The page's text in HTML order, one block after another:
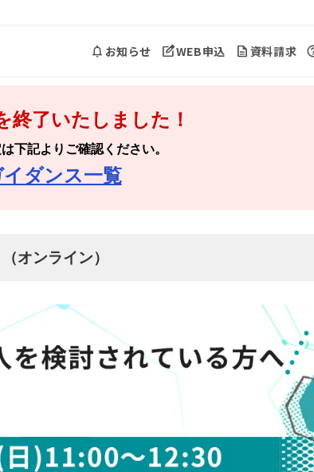
お知らせ WEB申込 資料請求
終了いたしました！
下記よりご確認ください。
イダンス一覧
オンライン）